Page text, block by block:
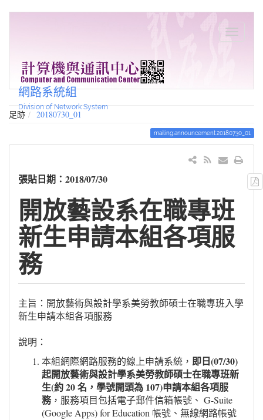
網路系統組
Division of Network System
足跡 20180730_01
mailing:announcement:20180730_01
張貼日期：2018/07/30
開放藝設系在職專班
新生申請本組各項服
務
主旨：開放藝術與設計學系美勞教師碩士在職專班入學
新生申請本組各項服務
說明：
本組網際網路服務的線上申請系統， 即日(07/30)
起開放藝術與設計學系美勞教師碩士在職專班新
生(約 20 名，學號開頭為 107)申請本組各項服
務，服務項目包括電子郵件信箱帳號、 G-Suite
(Google Apps) for Education 帳號、無線網路帳號